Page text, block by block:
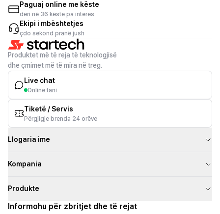
Paguaj online me këste
deri në 36 këste pa interes
Ekipi i mbështetjes
çdo sekond pranë jush
Produktet më të reja të teknologjisë
dhe çmimet më të mira në treg.
Live chat
Online tani
Tiketë / Servis
Përgjigje brenda 24 orëve
Llogaria ime
Kompania
Produkte
Informohu për zbritjet dhe të rejat